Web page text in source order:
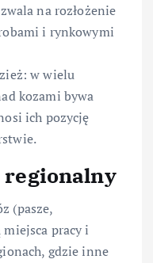
na rozłożenie
i rynkowymi
w wielu
kozami bywa
ich pozycję
regionalny
(pasze,
pracy i
gdzie inne